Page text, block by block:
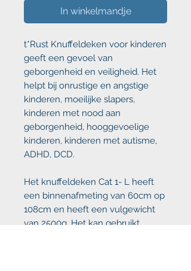
In winkelmandje
t*Rust Knuffeldeken voor kinderen
geeft een gevoel van
geborgenheid en veiligheid. Het
helpt bij onrustige en angstige
kinderen, moeilijke slapers,
kinderen met nood aan
geborgenheid, hooggevoelige
kinderen, kinderen met autisme,
ADHD, DCD.
Het knuffeldeken Cat 1- L heeft
een binnenafmeting van 60cm op
108cm en heeft een vulgewicht
van 2500g. Het kan gebruikt